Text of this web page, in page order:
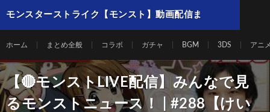
モンスターストライク【モンスト】動画配信ま
ホーム まとめ全般 コラボ ガチャ BGM 3DS アニ
【🔴モンストLIVE配信】みんなで見
るモンストニュース！ | #288【けい